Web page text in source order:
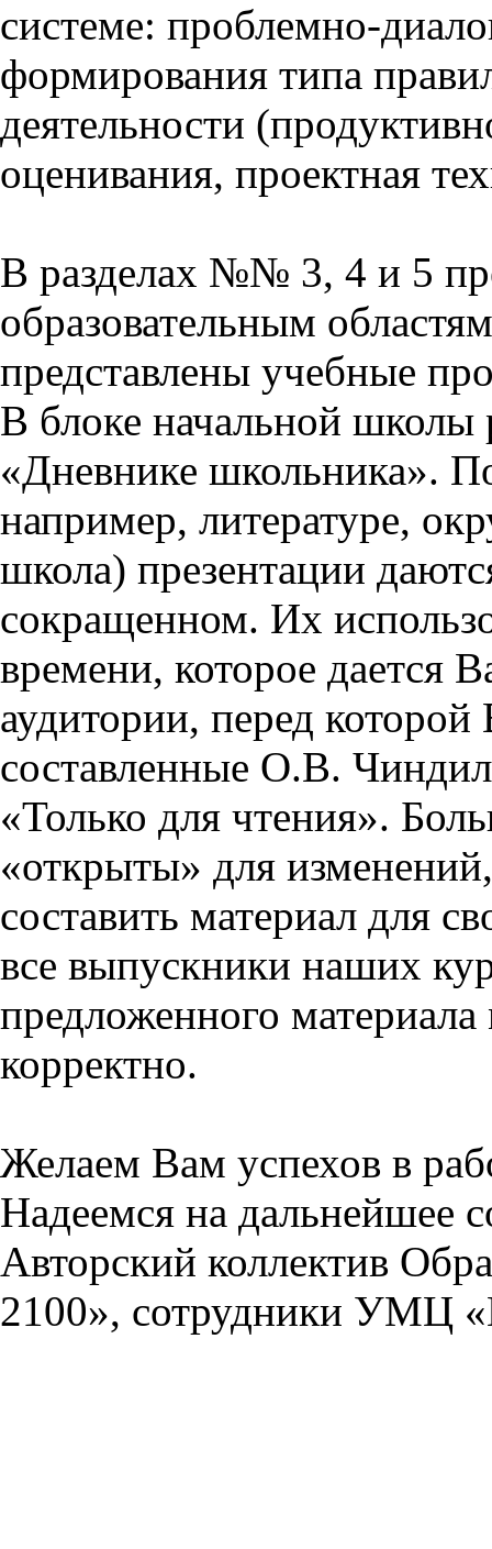
системе: проблемно-
формирования типа
деятельности
оценивания, проектная
В разделах №№ 3, 4 и 5
образовательным
представлены учебные
В блоке начальной школы
«Дневнике школьника».
например, литературе,
школа) презентации
сокращенном. Их
времени, которое дается
аудитории, перед
составленные О.В.
«Только для чтения».
«открыты» для
составить материал для
все выпускники наших
предложенного
корректно.
Желаем Вам успехов в
Надеемся на дальнейшее
Авторский коллектив
2100», сотрудники УМЦ